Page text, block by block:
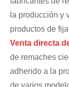
la producción y
productos de
Venta directa
de remaches
adherido a la
de varios